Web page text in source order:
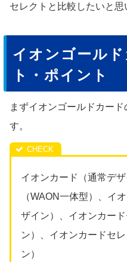
セレクトと比較したいと思
イオンゴール
ト・ポイント
まずイオンゴールドカー
す。
イオンカード（通常デ
（WAON一体型）、イ
ザイン）、イオンカー
ン）、イオンカードセ
ン）